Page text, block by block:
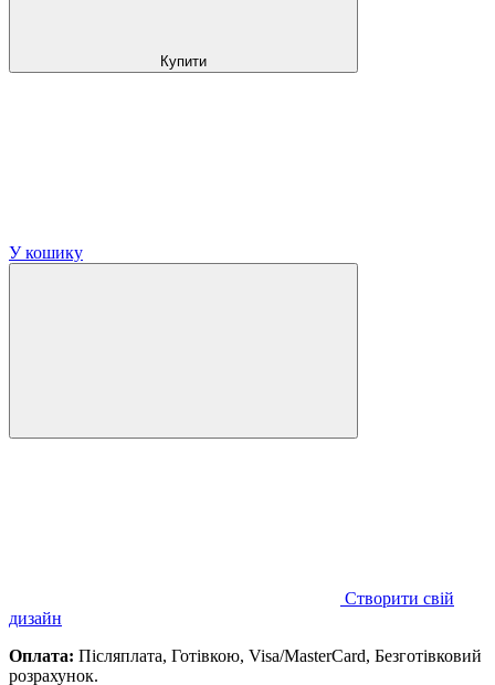
Купити
У кошику
Створити свій
дизайн
Оплата: Післяплата, Готівкою, Visa/MasterCard, Безготівковий
розрахунок.